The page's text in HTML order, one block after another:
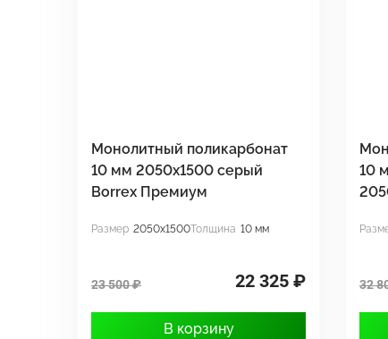
Монолитный поликарбонат
10 мм 2050х1500 серый
Borrex Премиум
Размер 2050x1500Толщина 10 мм
23 500 ₽ 22 325 ₽
В корзину
10
32